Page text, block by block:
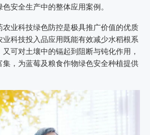
安全生产中的整体应用案例。
农业科技绿色防控是极具推广价值的优质
业科技投入品应用既能有效减少水稻根系
可对土壤中的镉起到阻断与钝化作用，
集，为蓝莓及粮食作物绿色安全种植提供